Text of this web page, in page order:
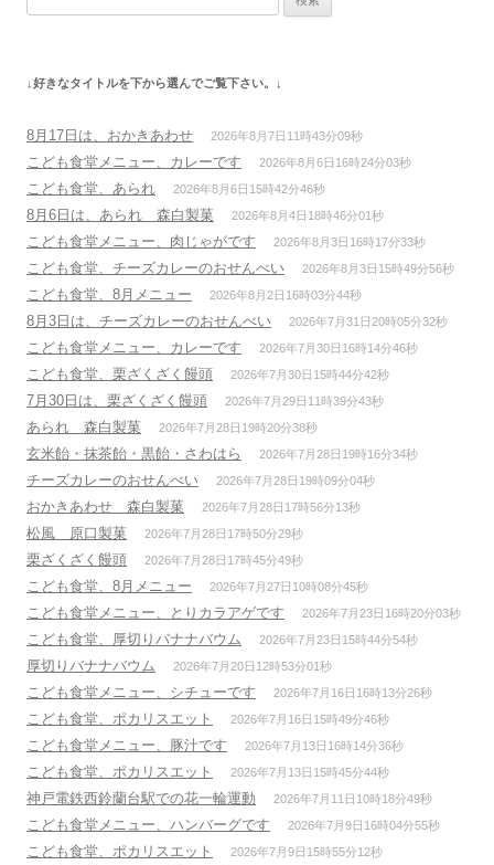
↓好きなタイトルを下から選んでご覧下さい。↓
8月17日は、おかきあわせ 2026年8月7日11時43分09秒
こども食堂メニュー、カレーです 2026年8月6日16時24分03秒
こども食堂、あられ 2026年8月6日15時42分46秒
8月6日は、あられ 森白製菓 2026年8月4日18時46分01秒
こども食堂メニュー、肉じゃがです 2026年8月3日16時17分33秒
こども食堂、チーズカレーのおせんべい 2026年8月3日15時49分56秒
こども食堂、8月メニュー 2026年8月2日16時03分44秒
8月3日は、チーズカレーのおせんべい 2026年7月31日20時05分32秒
こども食堂メニュー、カレーです 2026年7月30日16時14分46秒
こども食堂、栗ざくざく饅頭 2026年7月30日15時44分42秒
7月30日は、栗ざくざく饅頭 2026年7月29日11時39分43秒
あられ 森白製菓 2026年7月28日19時20分38秒
玄米飴・抹茶飴・黒飴・さわはら 2026年7月28日19時16分34秒
チーズカレーのおせんべい 2026年7月28日19時09分04秒
おかきあわせ 森白製菓 2026年7月28日17時56分13秒
松風 原口製菓 2026年7月28日17時50分29秒
栗ざくざく饅頭 2026年7月28日17時45分49秒
こども食堂、8月メニュー 2026年7月27日10時08分45秒
こども食堂メニュー、とりカラアゲです 2026年7月23日16時20分03秒
こども食堂、厚切りバナナバウム 2026年7月23日15時44分54秒
厚切りバナナバウム 2026年7月20日12時53分01秒
こども食堂メニュー、シチューです 2026年7月16日16時13分26秒
こども食堂、ポカリスエット 2026年7月16日15時49分46秒
こども食堂メニュー、豚汁です 2026年7月13日16時14分36秒
こども食堂、ポカリスエット 2026年7月13日15時45分44秒
神戸電鉄西鈴蘭台駅での花一輪運動 2026年7月11日10時18分49秒
こども食堂メニュー、ハンバーグです 2026年7月9日16時04分55秒
こども食堂、ポカリスエット 2026年7月9日15時55分12秒